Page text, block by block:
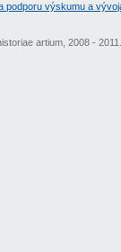
podporu výskumu a
artium, 2008 -